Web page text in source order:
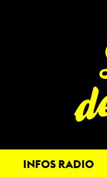
INFOS RADIO